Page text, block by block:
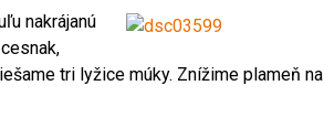
nakrájanú
tri lyžice múky. Znížime plameň na